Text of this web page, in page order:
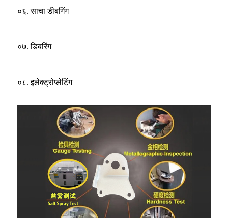
०६. साचा डीबगिंग
०७. डिबरिंग
०८. इलेक्ट्रोप्लेटिंग